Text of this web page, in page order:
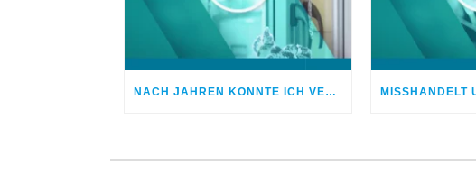
NACH JAHREN KONNTE ICH VERGEBEN